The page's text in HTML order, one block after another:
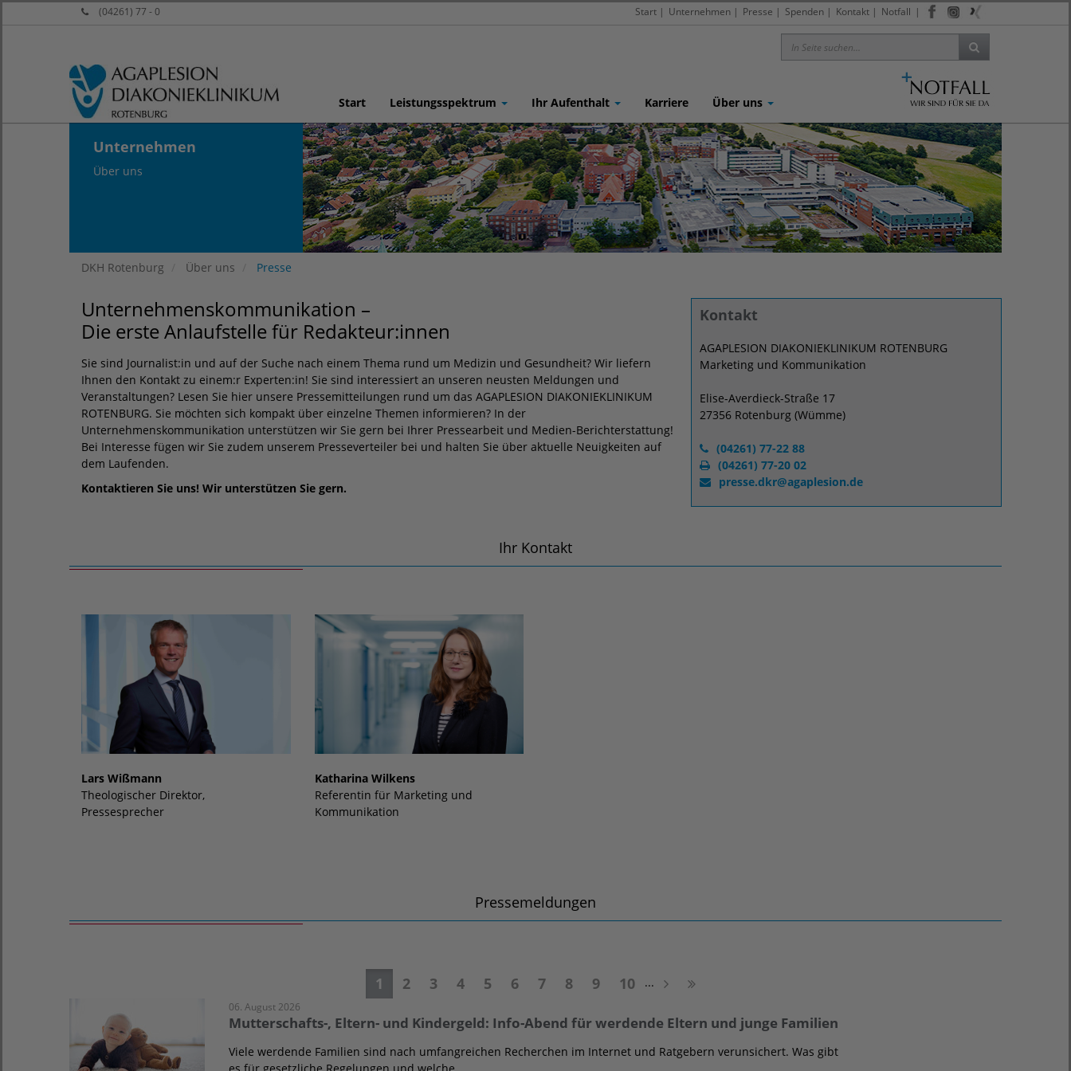
(04261) 77 - 0 |
Start | Unternehmen | Presse | Spenden | Kontakt | Notfall
Start Leistungsspektrum Ihr Aufenthalt Karriere Über uns
Unternehmen
Über uns
DKH Rotenburg Über uns Presse
Unternehmenskommunikation –
Die erste Anlaufstelle für Redakteur:innen
Sie sind Journalist:in und auf der Suche nach einem Thema rund um Medizin und Gesundheit? Wir liefern
Ihnen den Kontakt zu einem:r Experten:in! Sie sind interessiert an unseren neusten Meldungen und
Veranstaltungen? Lesen Sie hier unsere Pressemitteilungen rund um das AGAPLESION DIAKONIEKLINIKUM
ROTENBURG. Sie möchten sich kompakt über einzelne Themen informieren? In der
Unternehmenskommunikation unterstützen wir Sie gern bei Ihrer Pressearbeit und Medien-Berichterstattung!
Bei Interesse fügen wir Sie zudem unserem Presseverteiler bei und halten Sie über aktuelle Neuigkeiten auf
dem Laufenden.
Kontaktieren Sie uns! Wir unterstützen Sie gern.
Kontakt
AGAPLESION DIAKONIEKLINIKUM ROTENBURG
Marketing und Kommunikation
Elise-Averdieck-Straße 17
27356 Rotenburg (Wümme)
(04261) 77-22 88
(04261) 77-20 02
presse.dkr@agaplesion.de
Ihr Kontakt
Lars Wißmann
Theologischer Direktor,
Pressesprecher
Katharina Wilkens
Referentin für Marketing und
Kommunikation
Pressemeldungen
1 2 3 4 5 6 7 8 9 10 ...
06. August 2026
Mutterschafts-, Eltern- und Kindergeld: Info-Abend für werdende Eltern und junge Familien
Viele werdende Familien sind nach umfangreichen Recherchen im Internet und Ratgebern verunsichert. Was gibt